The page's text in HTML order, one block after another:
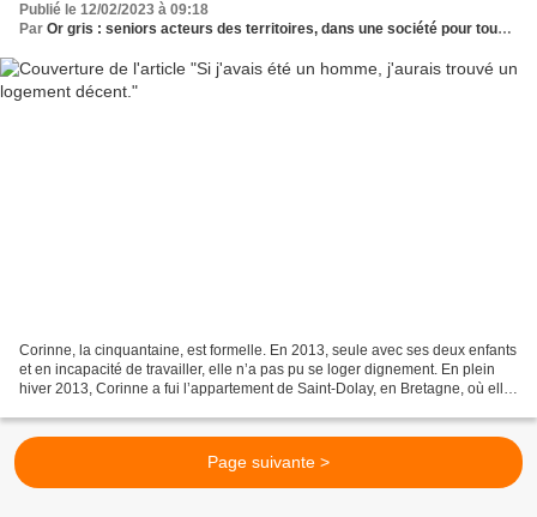
Publié le 12/02/2023 à 09:18
Par Or gris : seniors acteurs des territoires, dans une société pour tous les âges
Corinne, la cinquantaine, est formelle. En 2013, seule avec ses deux enfants
et en incapacité de travailler, elle n’a pas pu se loger dignement. En plein
hiver 2013, Corinne a fui l’appartement de Saint-Dolay, en Bretagne, où elle
Page suivante >